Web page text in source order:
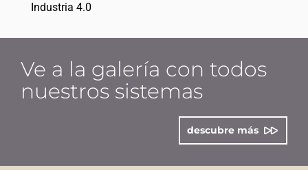
Industria 4.0
Ve a la galería con todos
nuestros sistemas
descubre más